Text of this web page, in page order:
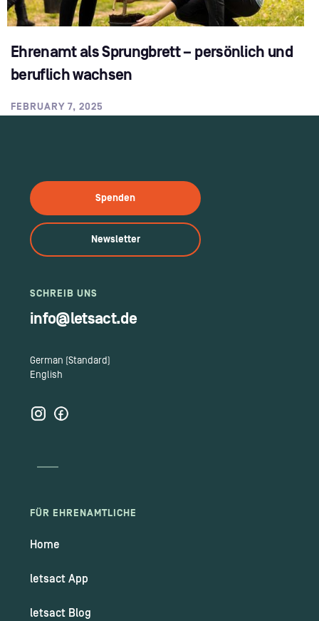
Ehrenamt als Sprungbrett – persönlich und
beruflich wachsen
FEBRUARY 7, 2025
Spenden
Newsletter
SCHREIB UNS
info@letsact.de
German (Standard)
English
FÜR EHRENAMTLICHE
Home
letsact App
letsact Blog